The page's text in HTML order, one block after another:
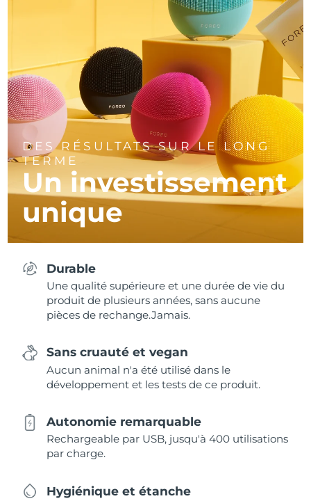
DES RÉSULTATS SUR LE LONG
TERME
Un investissement
unique
Durable
Une qualité supérieure et une durée de vie du
produit de plusieurs années, sans aucune
pièces de rechange.Jamais.
Sans cruauté et vegan
Aucun animal n'a été utilisé dans le
développement et les tests de ce produit.
Autonomie remarquable
Rechargeable par USB, jusqu'à 400 utilisations
par charge.
Hygiénique et étanche